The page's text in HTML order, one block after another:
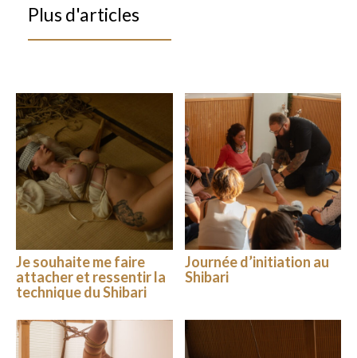
Plus d'articles
Je souhaite me faire
attacher et ressentir la
technique du Shibari
Journée d’initiation au
Shibari